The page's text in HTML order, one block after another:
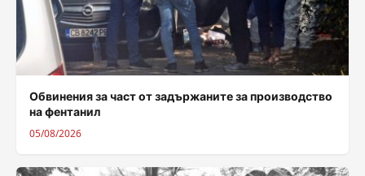
Обвинения за част от задържаните за производство
на фентанил
05/08/2026